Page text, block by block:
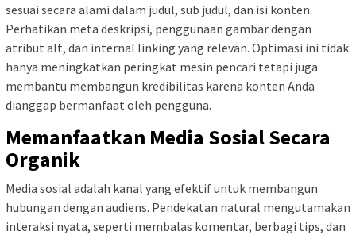
sesuai secara alami dalam judul, sub judul, dan isi konten.
Perhatikan meta deskripsi, penggunaan gambar dengan
atribut alt, dan internal linking yang relevan. Optimasi ini tidak
hanya meningkatkan peringkat mesin pencari tetapi juga
membantu membangun kredibilitas karena konten Anda
dianggap bermanfaat oleh pengguna.
Memanfaatkan Media Sosial Secara
Organik
Media sosial adalah kanal yang efektif untuk membangun
hubungan dengan audiens. Pendekatan natural mengutamakan
interaksi nyata, seperti membalas komentar, berbagi tips, dan